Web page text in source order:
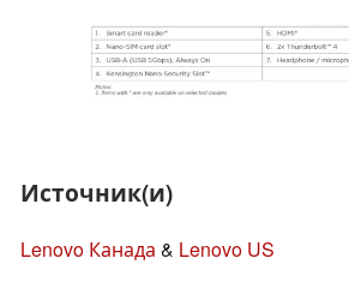
Источник(и)
Lenovo Канада & Lenovo US